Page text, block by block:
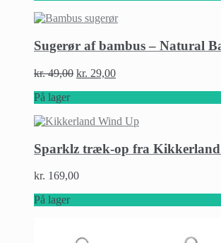
Sugerør af bambus – Natural
kr.49,00 kr. 29,00
På lager
Sparklz træk-op fra
kr. 169,00
På lager